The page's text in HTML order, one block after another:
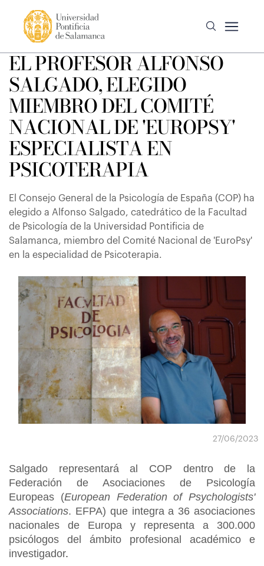
EL PROFESOR ALFONSO
SALGADO, ELEGIDO
MIEMBRO DEL COMITÉ
NACIONAL DE 'EUROPSY'
ESPECIALISTA EN
PSICOTERAPIA
El Consejo General de la Psicología de España (COP) ha
elegido a Alfonso Salgado, catedrático de la Facultad
de Psicología de la Universidad Pontificia de
Salamanca, miembro del Comité Nacional de 'EuroPsy'
en la especialidad de Psicoterapia.
27/06/2023
Salgado representará al COP dentro de la
Federación de Asociaciones de Psicología
Europeas (European Federation of Psychologists'
Associations. EFPA) que integra a 36 asociaciones
nacionales de Europa y representa a 300.000
psicólogos del ámbito profesional académico e
investigador.